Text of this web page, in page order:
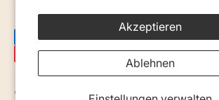
Akzeptieren
Ablehnen
© 2026, Monkey Mum. · Site by